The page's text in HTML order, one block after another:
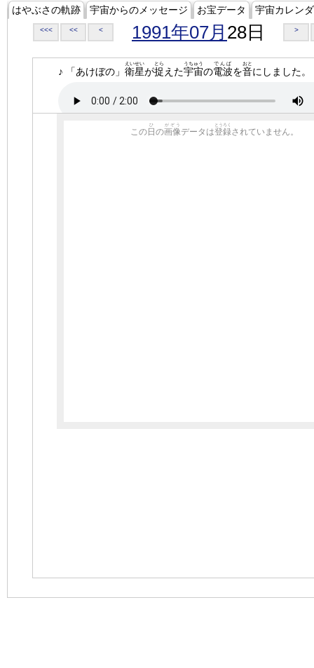
はやぶさの軌跡 宇宙からのメッセージ お宝データ 宇宙カレン
<<< << < 1991年07月 28日 >
♪ 「あけぼの」 衛星
えいせい
が捉
とら
えた宇宙
うちゅう
の電波
でんぱ
を音
おと
にしました。
この 日
ひ
の画像
がぞう
データは登録
とうろく
されていません。